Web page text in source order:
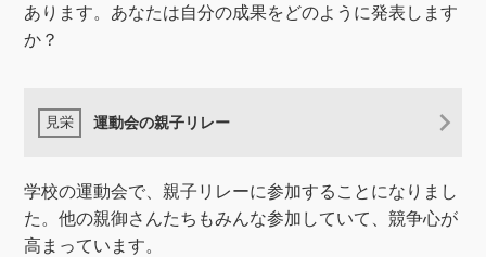
あります。あなたは自分の成果をどのように発表します
か？
運動会の親子リレー
学校の運動会で、親子リレーに参加することになりまし
た。他の親御さんたちもみんな参加していて、競争心が
高まっています。